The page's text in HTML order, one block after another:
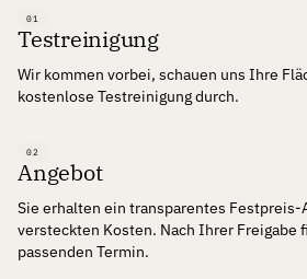
01
Testreinigung
Wir kommen vorbei, schauen uns Ihre
kostenlose Testreinigung durch.
02
Angebot
Sie erhalten ein transparentes Festpreis-
versteckten Kosten. Nach Ihrer Freigabe
passenden Termin.